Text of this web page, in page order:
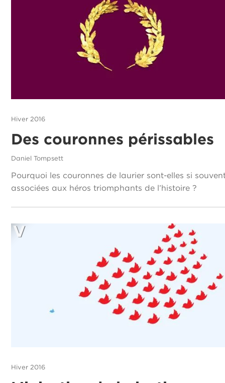
Hiver 2016
Des couronnes périssables
Daniel Tompsett
Pourquoi les couronnes de laurier sont-elles si
associées aux héros triomphants de l’histoire ?
Hiver 2016